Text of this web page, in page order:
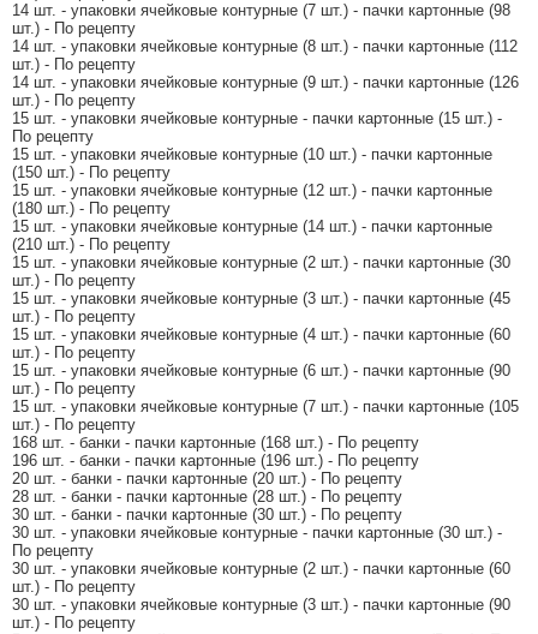
14 шт. - упаковки ячейковые контурные (7 шт.) - пачки картонные (98
шт.) - По рецепту
14 шт. - упаковки ячейковые контурные (8 шт.) - пачки картонные (112
шт.) - По рецепту
14 шт. - упаковки ячейковые контурные (9 шт.) - пачки картонные (126
шт.) - По рецепту
15 шт. - упаковки ячейковые контурные - пачки картонные (15 шт.) -
По рецепту
15 шт. - упаковки ячейковые контурные (10 шт.) - пачки картонные
(150 шт.) - По рецепту
15 шт. - упаковки ячейковые контурные (12 шт.) - пачки картонные
(180 шт.) - По рецепту
15 шт. - упаковки ячейковые контурные (14 шт.) - пачки картонные
(210 шт.) - По рецепту
15 шт. - упаковки ячейковые контурные (2 шт.) - пачки картонные (30
шт.) - По рецепту
15 шт. - упаковки ячейковые контурные (3 шт.) - пачки картонные (45
шт.) - По рецепту
15 шт. - упаковки ячейковые контурные (4 шт.) - пачки картонные (60
шт.) - По рецепту
15 шт. - упаковки ячейковые контурные (6 шт.) - пачки картонные (90
шт.) - По рецепту
15 шт. - упаковки ячейковые контурные (7 шт.) - пачки картонные (105
шт.) - По рецепту
168 шт. - банки - пачки картонные (168 шт.) - По рецепту
196 шт. - банки - пачки картонные (196 шт.) - По рецепту
20 шт. - банки - пачки картонные (20 шт.) - По рецепту
28 шт. - банки - пачки картонные (28 шт.) - По рецепту
30 шт. - банки - пачки картонные (30 шт.) - По рецепту
30 шт. - упаковки ячейковые контурные - пачки картонные (30 шт.) -
По рецепту
30 шт. - упаковки ячейковые контурные (2 шт.) - пачки картонные (60
шт.) - По рецепту
30 шт. - упаковки ячейковые контурные (3 шт.) - пачки картонные (90
шт.) - По рецепту